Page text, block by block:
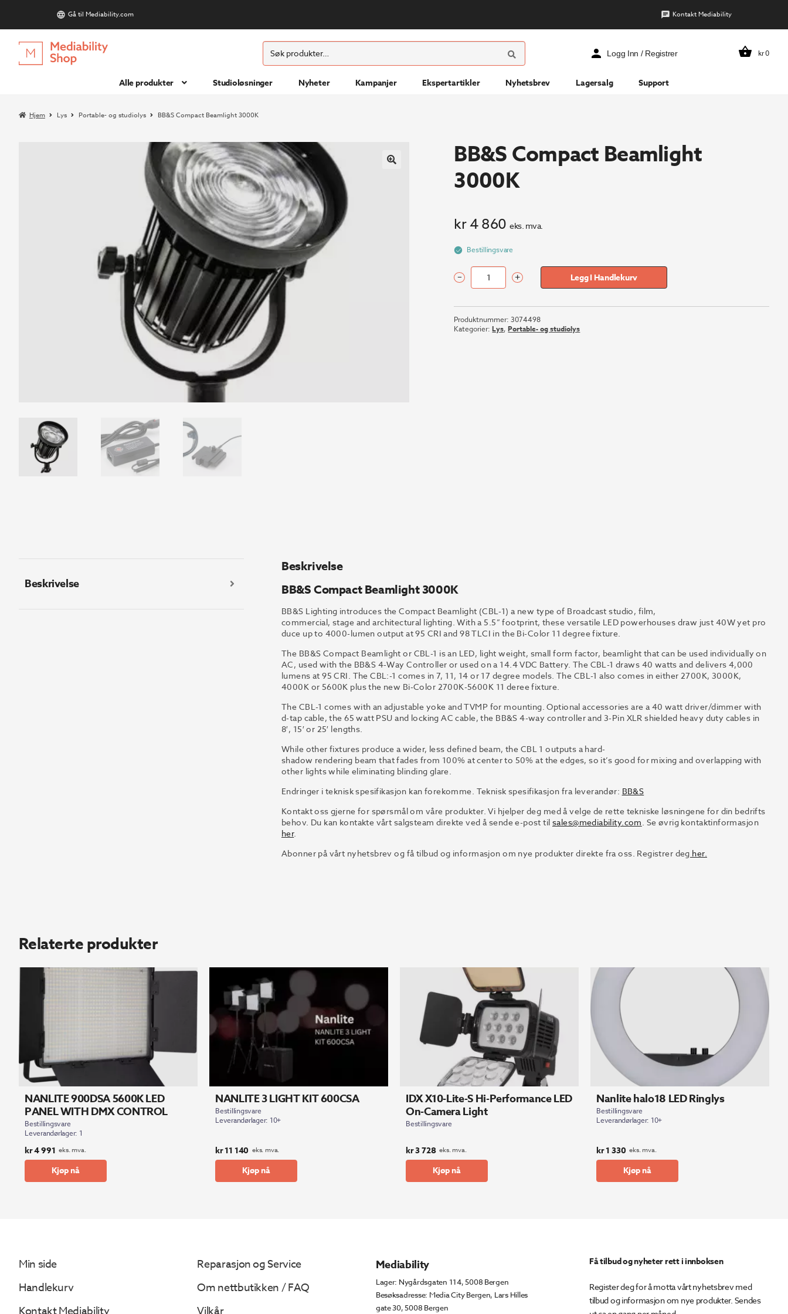
Gå til Mediability.com Kontakt Mediability
Hopp
til
Hopp
til
Søk
etter:
SØK
Logg Inn / Registrer kr0
Alle produkter Studioløsninger Nyheter Kampanjer Ekspertartikler Nyhetsbrev Lagersalg Support
Hjem Lys Portable- og studiolys BB&S Compact Beamlight 3000K
BB&S Compact Beamlight
3000K
kr4 860 eks. mva.
Bestillingsvare
BB&S
Beamlight
3000K
antall
– + Legg I Handlekurv
Produktnummer:3074498
Kategorier:Lys,Portable- og studiolys
Beskrivelse
Beskrivelse
BB&S Compact Beamlight 3000K
BB&S Lighting introduces the Compact Beamlight (CBL-1) a new type of Broadcaststudio, film,
commercial,stage and architectural lighting. Witha 5.5” footprint, these versatile LED powerhouses draw just 40Wyet pro
duce upto 4000-lumen output at95 CRI and 98 TLCI in the Bi-Color 11 degree fixture.
The BB&S Compact Beamlight or CBL-1 is an LED, light weight, small form factor, beamlight that can be used individually on
AC, used with the BB&S 4-Way Controller or used on a 14.4 VDC Battery. The CBL-1 draws 40 watts and delivers 4,000
lumens at 95 CRI. The CBL:-1 comes in 7, 11, 14 or 17 degree models. The CBL-1 also comes in either 2700K, 3000K,
4000K or 5600K plus the new Bi-Color 2700K-5600K 11 deree fixture.
The CBL-1 comes with an adjustable yoke and TVMP for mounting. Optional accessories are a 40 watt driver/dimmer with
d-tap cable, the 65 watt PSU and locking AC cable, the BB&S 4-way controller and 3-Pin XLR shielded heavy duty cables in
8′, 15′ or 25′ lengths.
While other fixtures produce awider, less defined beam, the CBL 1outputs a hard-
shadow rendering beam thatfades from 100% atcenterto 50% at the edges, so it’s good for mixing andoverlapping with
other lights while eliminating blinding glare.
Endringer i teknisk spesifikasjon kan forekomme. Teknisk spesifikasjon fra leverandør: BB&S
Kontakt oss gjerne for spørsmål om våre produkter. Vi hjelper deg med å velge de rette tekniske løsningene for din bedrifts
behov. Du kan kontakte vårt salgsteam direkte ved å sende e-post til sales@mediability.com. Se øvrig kontaktinformasjon
her.
Abonner på vårt nyhetsbrev og få tilbud og informasjon om nye produkter direkte fra oss. Registrer deg her.
Relaterte produkter
NANLITE 900DSA 5600K LED
PANEL WITH DMX CONTROL
Bestillingsvare
Leverandørlager: 1
kr4 991 eks. mva.
Kjøp nå
NANLITE 3 LIGHT KIT 600CSA
Bestillingsvare
Leverandørlager: 10+
kr11 140 eks. mva.
Kjøp nå
IDX X10-Lite-S Hi-Performance LED
On-Camera Light
Bestillingsvare
kr3 728 eks. mva.
Kjøp nå
Nanlite halo18 LED Ringlys
Bestillingsvare
Leverandørlager: 10+
kr1 330 eks. mva.
Kjøp nå
Min side
Handlekurv
Reparasjon og Service
Om nettbutikken / FAQ
Mediability
Lager: Nygårdsgaten 114, 5008 Bergen
Besøksadresse: Media City Bergen, Lars Hilles
gate 30, 5008 Bergen
Få tilbud og nyheter rett i innboksen
Register deg for å motta vårt nyhetsbrev med
tilbud og informasjon om nye produkter. Sendes